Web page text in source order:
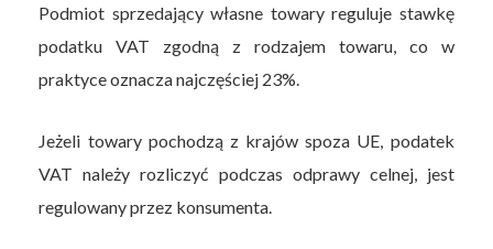
Podmiot sprzedający własne towary reguluje stawkę
podatku VAT zgodną z rodzajem towaru, co w
praktyce oznacza najczęściej 23%.
Jeżeli towary pochodzą z krajów spoza UE, podatek
VAT należy rozliczyć podczas odprawy celnej, jest
regulowany przez konsumenta.